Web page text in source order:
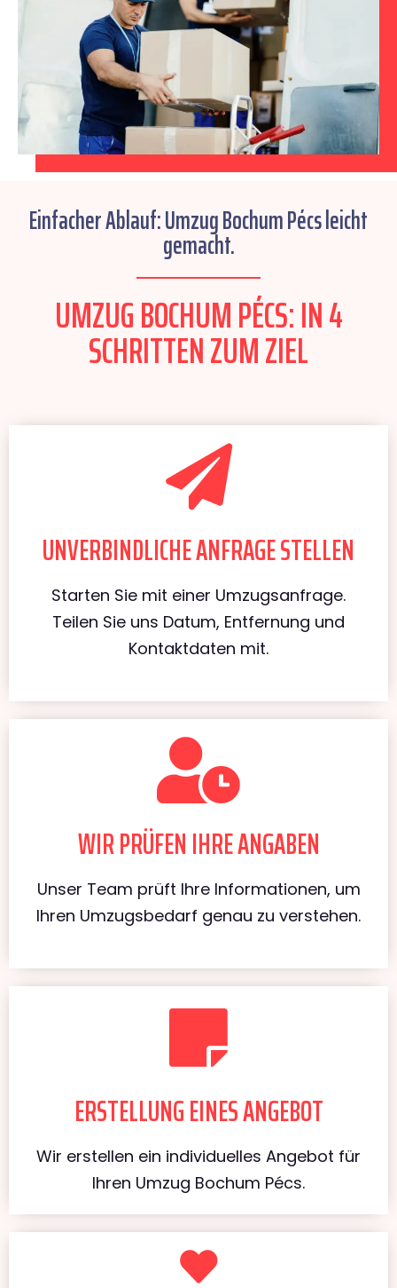
Einfacher Ablauf: Umzug Bochum Pécs leicht
gemacht.
UMZUG BOCHUM PÉCS: IN 4
SCHRITTEN ZUM ZIEL
UNVERBINDLICHE ANFRAGE STELLEN
Starten Sie mit einer Umzugsanfrage.
Teilen Sie uns Datum, Entfernung und
Kontaktdaten mit.
WIR PRÜFEN IHRE ANGABEN
Unser Team prüft Ihre Informationen, um
Ihren Umzugsbedarf genau zu verstehen.
ERSTELLUNG EINES ANGEBOT
Wir erstellen ein individuelles Angebot für
Ihren Umzug Bochum Pécs.